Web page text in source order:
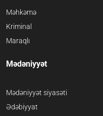
Məhkəmə
Kriminal
Maraqlı
Mədəniyyət
Mədəniyyət siyasəti
Ədəbiyyat